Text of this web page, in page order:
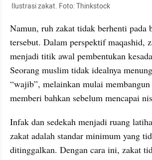
Ilustrasi zakat. Foto: Thinkstock
Namun, ruh zakat tidak berhenti pada
tersebut. Dalam perspektif maqashid,
menjadi titik awal pembentukan
Seorang muslim tidak idealnya
“wajib”, melainkan mulai membangun
memberi bahkan sebelum mencapai
Infak dan sedekah menjadi ruang
zakat adalah standar minimum yang
ditinggalkan. Dengan cara ini, zakat